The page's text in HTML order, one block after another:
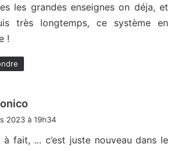
les grandes enseignes on déja, et
très longtemps, ce système en
!
i
2023 à 19h34
à fait, … c’est juste nouveau dans le